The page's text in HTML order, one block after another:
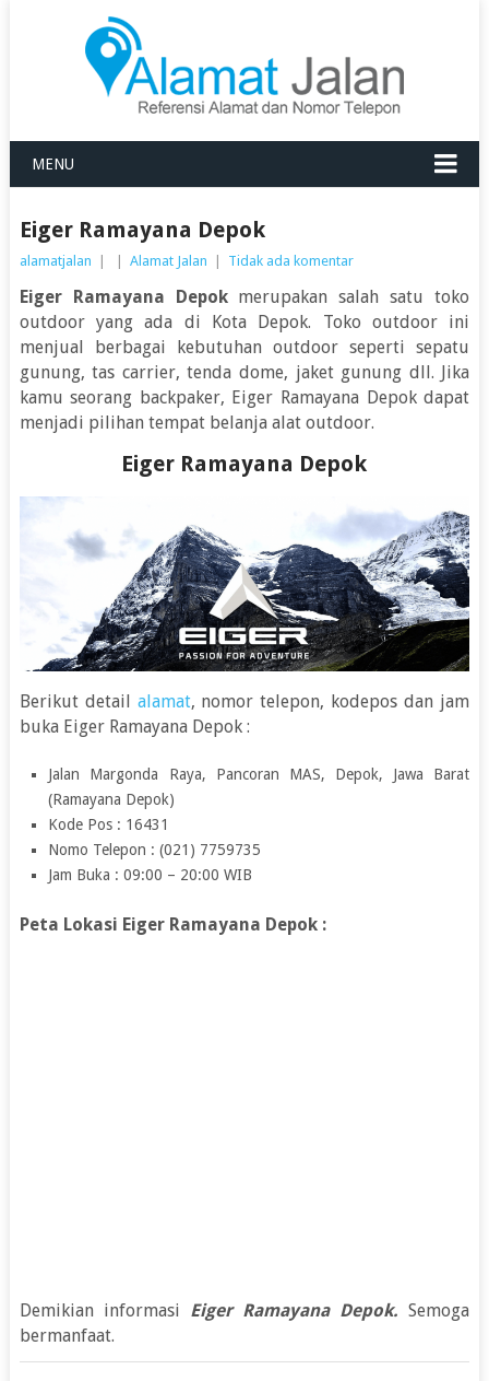
MENU
Eiger Ramayana Depok
alamatjalan Alamat Jalan Tidak ada komentar
Eiger Ramayana Depok merupakan salah satu toko
outdoor yang ada di Kota Depok. Toko outdoor ini
menjual berbagai kebutuhan outdoor seperti sepatu
gunung, tas carrier, tenda dome, jaket gunung dll. Jika
kamu seorang backpaker, Eiger Ramayana Depok dapat
menjadi pilihan tempat belanja alat outdoor.
Eiger Ramayana Depok
Berikut detail alamat, nomor telepon, kodepos dan jam
buka Eiger Ramayana Depok :
Jalan Margonda Raya, Pancoran MAS, Depok, Jawa Barat
(Ramayana Depok)
Kode Pos : 16431
Nomo Telepon : (021) 7759735
Jam Buka : 09:00 – 20:00 WIB
Peta Lokasi Eiger Ramayana Depok :
Demikian informasi Eiger Ramayana Depok. Semoga
bermanfaat.